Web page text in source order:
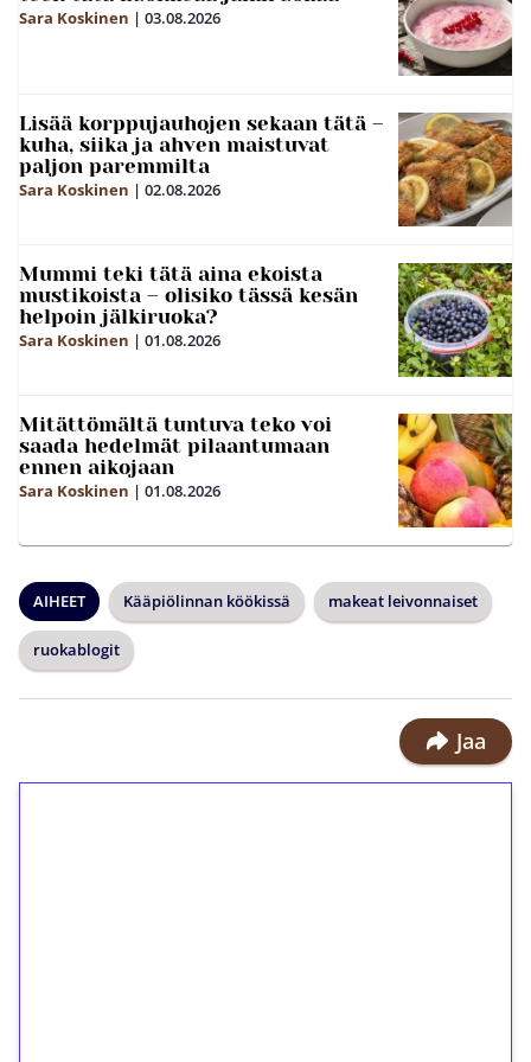
Sara Koskinen | 03.08.2026
Lisää korppujauhojen sekaan tätä –
kuha, siika ja ahven maistuvat
paljon paremmilta
Sara Koskinen | 02.08.2026
Mummi teki tätä aina ekoista
mustikoista – olisiko tässä kesän
helpoin jälkiruoka?
Sara Koskinen | 01.08.2026
Mitättömältä tuntuva teko voi
saada hedelmät pilaantumaan
ennen aikojaan
Sara Koskinen | 01.08.2026
AIHEET Kääpiölinnan köökissä makeat leivonnaiset
ruokablogit
Jaa